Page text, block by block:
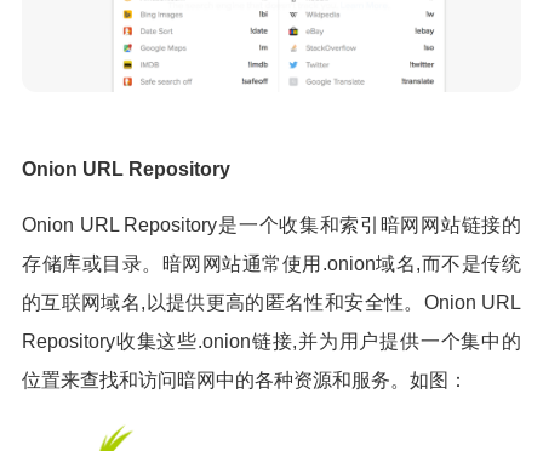
Onion URL Repository
Onion URL Repository是一个收集和索引暗网网站链接的
存储库或目录。暗网网站通常使用.onion域名,而不是传统
的互联网域名,以提供更高的匿名性和安全性。Onion URL
Repository收集这些.onion链接,并为用户提供一个集中的
位置来查找和访问暗网中的各种资源和服务。如图：